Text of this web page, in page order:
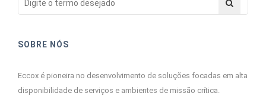
SOBRE NÓS
Eccox é pioneira no desenvolvimento de soluções focadas em alta
disponibilidade de serviços e ambientes de missão crítica.